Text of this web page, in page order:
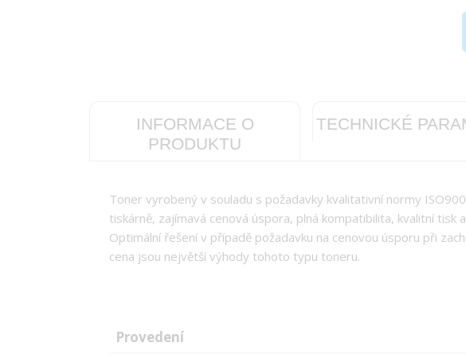
INFORMACE O
PRODUKTU
TECHNICKÉ
Toner vyrobený v souladu s požadavky kvalitativní normy
tiskárně, zajímavá cenová úspora, plná kompatibilita, kvalitní
Optimální řešení v případě požadavku na cenovou úsporu při
cena jsou největší výhody tohoto typu toneru.
Provedení